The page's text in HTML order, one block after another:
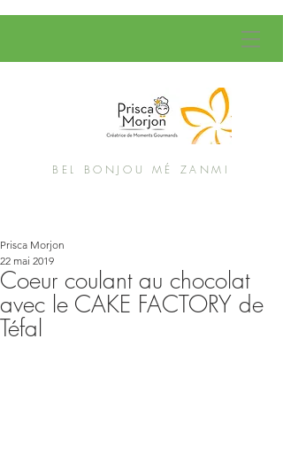
BEL BONJOU MÉ ZANMI
Coeur coulant au chocolat
avec le CAKE FACTORY de
Téfal
Prisca Morjon
22 mai 2019